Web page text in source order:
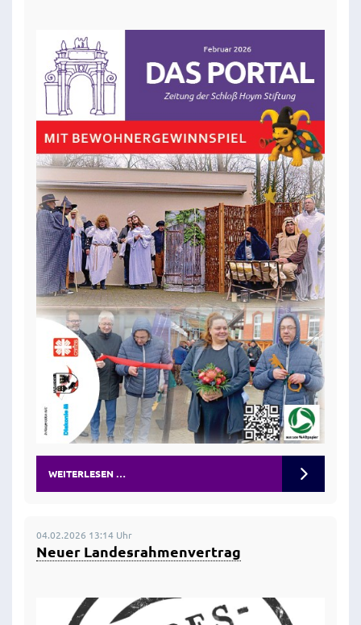
WEITERLESEN …
04.02.2026 13:14 Uhr
Neuer Landesrahmenvertrag